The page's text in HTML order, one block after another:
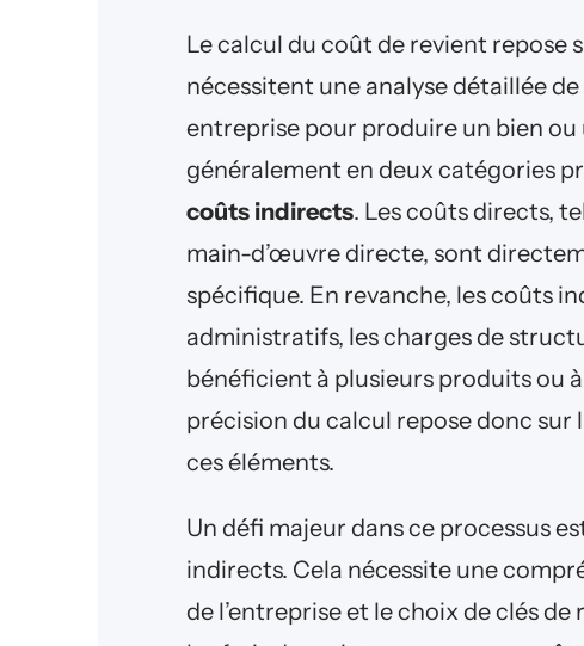
Le calcul du coût de revient repose
nécessitent une analyse détaillée
entreprise pour produire un bien ou
généralement en deux catégories
coûts indirects. Les coûts directs,
main-d’œuvre directe, sont
spécifique. En revanche, les coûts
administratifs, les charges de
bénéficient à plusieurs produits ou à
précision du calcul repose donc
ces éléments.
Un défi majeur dans ce processus
indirects. Cela nécessite une
de l’entreprise et le choix de clés